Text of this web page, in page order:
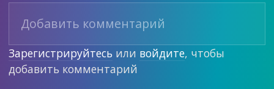
Зарегистрируйтесь или войдите, чтобы
добавить комментарий